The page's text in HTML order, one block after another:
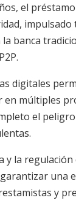
el
la banca
digitales
múltiples
el
y la
una
y